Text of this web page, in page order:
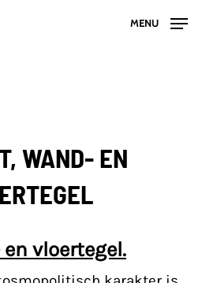
MENU
WAND- EN
vloertegel.